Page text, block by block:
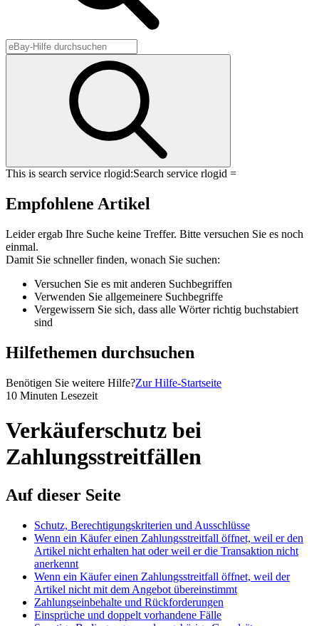
This is search service rlogid:Search service rlogid =
Empfohlene Artikel
Leider ergab Ihre Suche keine Treffer. Bitte versuchen Sie es noch
einmal.
Damit Sie schneller finden, wonach Sie suchen:
Versuchen Sie es mit anderen Suchbegriffen
Verwenden Sie allgemeinere Suchbegriffe
Vergewissern Sie sich, dass alle Wörter richtig buchstabiert
sind
Hilfethemen durchsuchen
Benötigen Sie weitere Hilfe?Zur Hilfe-Startseite
10 Minuten Lesezeit
Verkäuferschutz bei
Zahlungsstreitfällen
Auf dieser Seite
Schutz, Berechtigungskriterien und Ausschlüsse
Wenn ein Käufer einen Zahlungsstreitfall öffnet, weil er den
Artikel nicht erhalten hat oder weil er die Transaktion nicht
anerkennt
Wenn ein Käufer einen Zahlungsstreitfall öffnet, weil der
Artikel nicht mit dem Angebot übereinstimmt
Zahlungseinbehalte und Rückforderungen
Einsprüche und doppelt vorhandene Fälle